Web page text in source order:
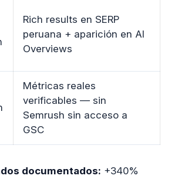
Rich results en SERP
peruana + aparición en AI
Overviews
Métricas reales
verificables — sin
Semrush sin acceso a
GSC
documentados: +340%